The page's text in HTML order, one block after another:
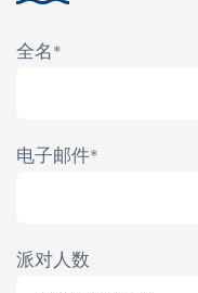
全名*
电子邮件*
派对人数